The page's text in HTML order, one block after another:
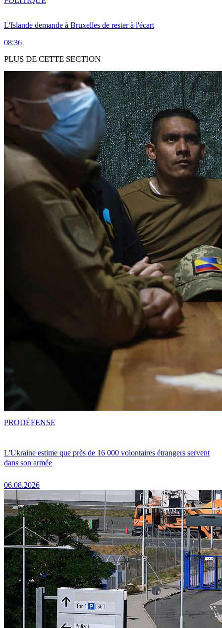
L'Islande demande à Bruxelles de rester à l'écart
08:36
PLUS DE CETTE SECTION
L'Ukraine estime que près de 16 000 volontaires étrangers servent
dans son armée
06.08.2026
PRODÉFENSE